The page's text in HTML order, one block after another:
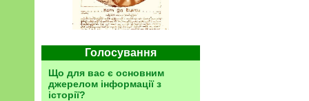
Голосування
Що для вас є основним
джерелом інформації з
історії?